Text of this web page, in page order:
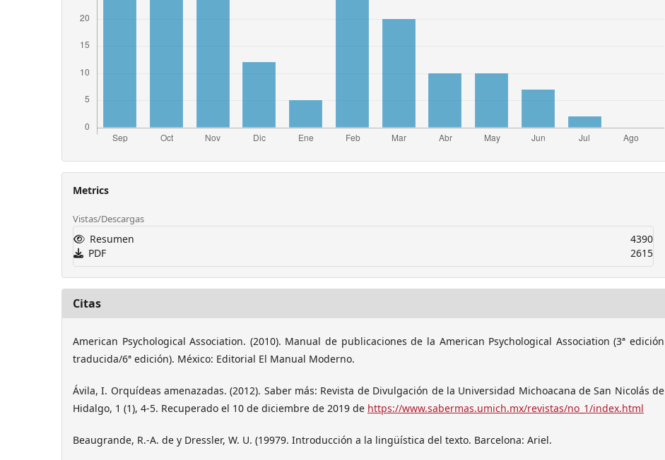
Metrics
Vistas/Descargas
Resumen
4390
PDF
2615
Citas
American Psychological Association. (2010). Manual de publicaciones de la American Psychological Association (3ª edición
traducida/6ª edición). México: Editorial El Manual Moderno.
Ávila, I. Orquídeas amenazadas. (2012). Saber más: Revista de Divulgación de la Universidad Michoacana de San Nicolás de
Hidalgo, 1 (1), 4-5. Recuperado el 10 de diciembre de 2019 de https://www.sabermas.umich.mx/revistas/no_1/index.html
Beaugrande, R.-A. de y Dressler, W. U. (19979. Introducción a la lingüística del texto. Barcelona: Ariel.